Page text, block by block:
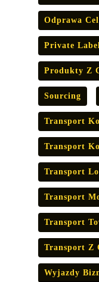
Odprawa
Private Label
Produkty Z
Sourcing
Transport
Transport
Transport
Transport
Transport
Transport Z
Wyjazdy